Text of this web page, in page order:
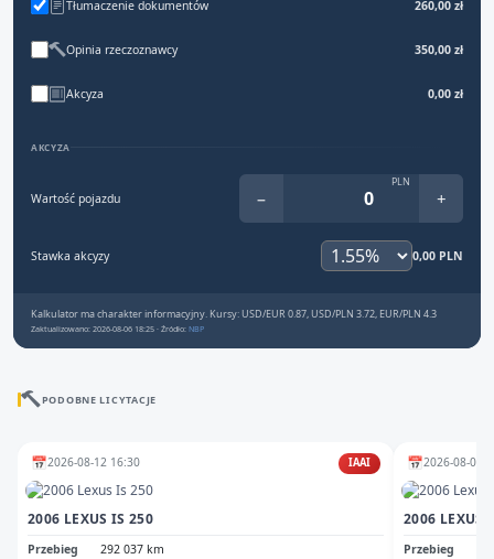
Tłumaczenie dokumentów 260,00 zł
Opinia rzeczoznawcy 350,00 zł
Akcyza 0,00 zł
AKCYZA
Wartość pojazdu −
PLN
+
Stawka akcyzy 0,00 PLN
Kalkulator ma charakter informacyjny. Kursy: USD/EUR 0.87, USD/PLN 3.72, EUR/PLN 4.3
Zaktualizowano: 2026-08-06 18:25 · Źródło: NBP
PODOBNE LICYTACJE
📅2026-08-12 16:30 IAAI
2006 LEXUS IS 250
Przebieg
292 037 km
📅2026-08-07
2006 LEXUS
Przebieg